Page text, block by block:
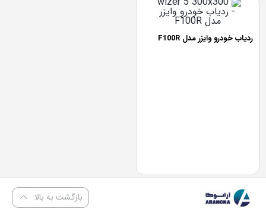
قسطی با ترب‌پی بدون کارمزد
ردیاب خودرو وایزر مدل F100R
بازگشت به بالا